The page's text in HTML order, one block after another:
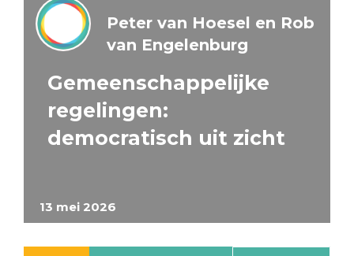
13 mei 2026
Peter van Hoesel en Rob
van Engelenburg
Gemeenschappelijke
regelingen:
democratisch uit zicht